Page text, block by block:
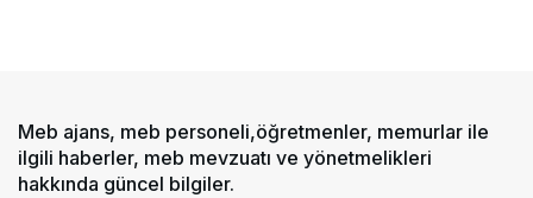
Meb ajans, meb personeli,öğretmenler, memurlar ile
ilgili haberler, meb mevzuatı ve yönetmelikleri
hakkında güncel bilgiler.